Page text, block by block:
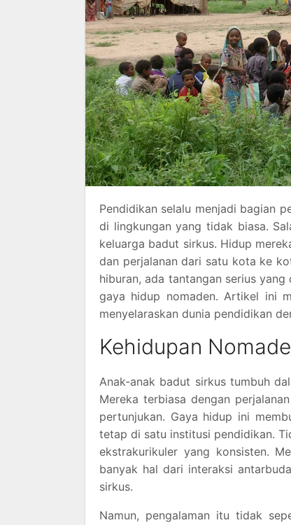
Pendidikan selalu menjadi bagian
di lingkungan yang tidak biasa.
keluarga badut sirkus. Hidup
dan perjalanan dari satu kota ke
hiburan, ada tantangan serius
gaya hidup nomaden. Artikel ini
menyelaraskan dunia pendidikan
Kehidupan
Anak-anak badut sirkus tumbuh
Mereka terbiasa dengan
pertunjukan. Gaya hidup ini
tetap di satu institusi pendidikan.
ekstrakurikuler yang konsisten.
banyak hal dari interaksi
sirkus.
Namun, pengalaman itu tidak